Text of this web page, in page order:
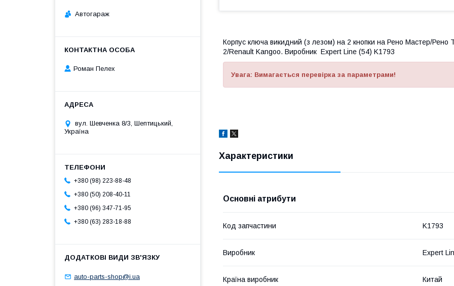
Корпус ключа викидний (з лезом) на 2 кнопки на Рено Мастер/Рено
2/Renault Kangoo. Виробник Expert Line (54) K1793
Увага: Вимагається перевірка за параметрами!
Характеристики
Основні атрибути
Код запчастини K1793
Виробник Expert
Країна виробник Китай
Автогараж
Роман Пелех
вул. Шевченка 8/3, Шептицький,
Україна
+380 (98) 223-88-48
+380 (50) 208-40-11
+380 (96) 347-71-95
+380 (63) 283-18-88
auto-parts-shop@i.ua